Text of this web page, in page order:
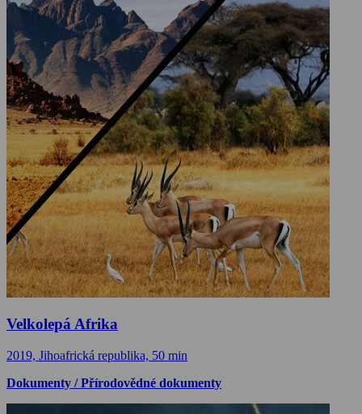
Velkolepá Afrika
2019, Jihoafrická republika, 50 min
Dokumenty / Přírodovědné dokumenty